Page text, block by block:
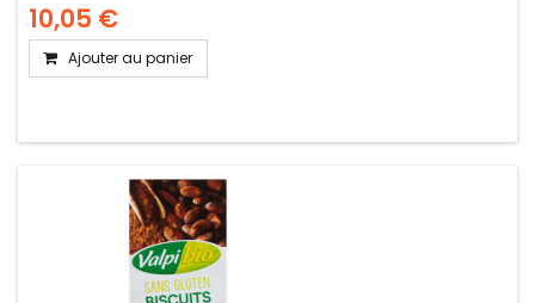
10,05 €
Ajouter au panier